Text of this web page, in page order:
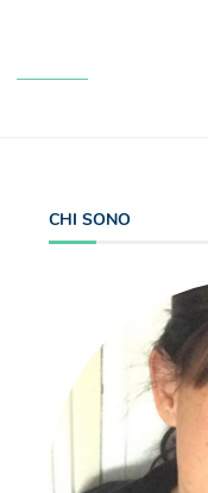
CHI SONO